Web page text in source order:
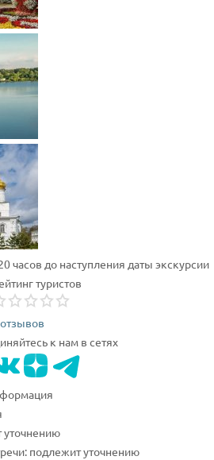
часов до наступления даты экскурсии
туристов
к нам в сетях
подлежит уточнению